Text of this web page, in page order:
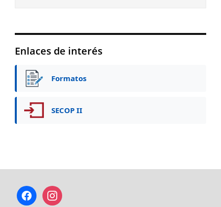
Enlaces de interés
Formatos
SECOP II
facebookinstagram